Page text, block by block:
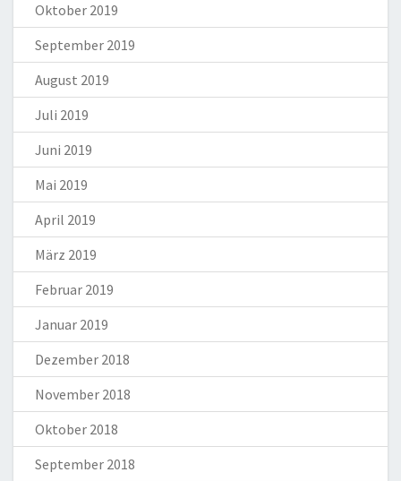
Oktober 2019
September 2019
August 2019
Juli 2019
Juni 2019
Mai 2019
April 2019
März 2019
Februar 2019
Januar 2019
Dezember 2018
November 2018
Oktober 2018
September 2018